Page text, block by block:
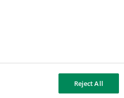
. Il mercato
al valore
di febbraio 2014 ha
Reject All